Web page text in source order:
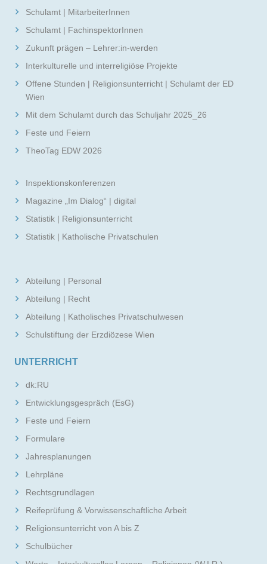
Schulamt | MitarbeiterInnen
Schulamt | FachinspektorInnen
Zukunft prägen – Lehrer:in-werden
Interkulturelle und interreligiöse Projekte
Offene Stunden | Religionsunterricht | Schulamt der ED
Wien
Mit dem Schulamt durch das Schuljahr 2025_26
Feste und Feiern
TheoTag EDW 2026
Inspektionskonferenzen
Magazine „Im Dialog“ | digital
Statistik | Religionsunterricht
Statistik | Katholische Privatschulen
Abteilung | Personal
Abteilung | Recht
Abteilung | Katholisches Privatschulwesen
Schulstiftung der Erzdiözese Wien
UNTERRICHT
dk:RU
Entwicklungsgespräch (EsG)
Feste und Feiern
Formulare
Jahresplanungen
Lehrpläne
Rechtsgrundlagen
Reifeprüfung & Vorwissenschaftliche Arbeit
Religionsunterricht von A bis Z
Schulbücher